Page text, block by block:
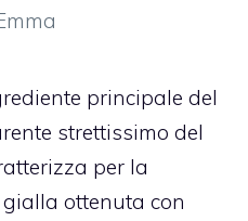
principale del
strettissimo del
per la
ottenuta con